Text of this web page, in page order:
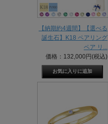
【納期約4週間】【選べる
誕生石】K18 ペアリング
ペア リ...
価格：132,000円(税込)